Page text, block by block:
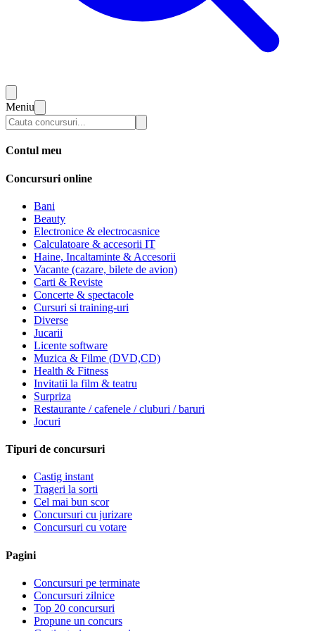
Meniu
Contul meu
Concursuri online
Bani
Beauty
Electronice & electrocasnice
Calculatoare & accesorii IT
Haine, Incaltaminte & Accesorii
Vacante (cazare, bilete de avion)
Carti & Reviste
Concerte & spectacole
Cursuri si training-uri
Diverse
Jucarii
Licente software
Muzica & Filme (DVD,CD)
Health & Fitness
Invitatii la film & teatru
Surpriza
Restaurante / cafenele / cluburi / baruri
Jocuri
Tipuri de concursuri
Castig instant
Trageri la sorti
Cel mai bun scor
Concursuri cu jurizare
Concursuri cu votare
Pagini
Concursuri pe terminate
Concursuri zilnice
Top 20 concursuri
Propune un concurs